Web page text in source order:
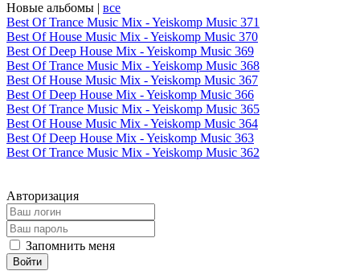
Новые альбомы | все
Best Of Trance Music Mix - Yeiskomp Music 371
Best Of House Music Mix - Yeiskomp Music 370
Best Of Deep House Mix - Yeiskomp Music 369
Best Of Trance Music Mix - Yeiskomp Music 368
Best Of House Music Mix - Yeiskomp Music 367
Best Of Deep House Mix - Yeiskomp Music 366
Best Of Trance Music Mix - Yeiskomp Music 365
Best Of House Music Mix - Yeiskomp Music 364
Best Of Deep House Mix - Yeiskomp Music 363
Best Of Trance Music Mix - Yeiskomp Music 362
Авторизация
Запомнить меня
Войти